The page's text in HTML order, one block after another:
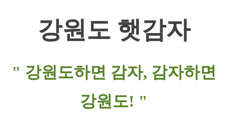
강원도 햇감자
" 강원도하면 감자, 감자하면
강원도! "